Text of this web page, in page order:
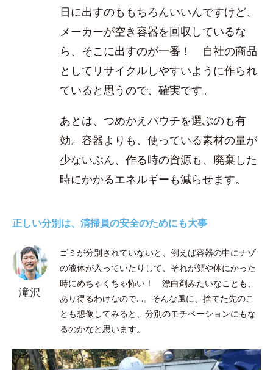
日に出すのももちろんいいんですけど、
メーカーが空き容器を回収しているな
ら、そこに出すのが一番！ 自社の商品
としてリサイクルしやすいように作られ
ていると思うので、確実です。
あとは、つめかえパウチを選ぶのも有
効。容器よりも、使っている素材の量が
少ないぶん、作る時の資源も、廃棄した
時にかかるエネルギーも減らせます。
正しい分別は、清掃員の安全のためにも大事
滝沢
ゴミが分別されていないと、例えば容器の中にナゾ
の液体が入っていたりして、それが顔や体にかった
時にめちゃくちゃ怖い！ 漂白剤みたいなことも、
あり得るわけなので…。そんな風に、捨てた先のこ
とも想像してみると、分別のモチベーションにもな
るのかなと思います。